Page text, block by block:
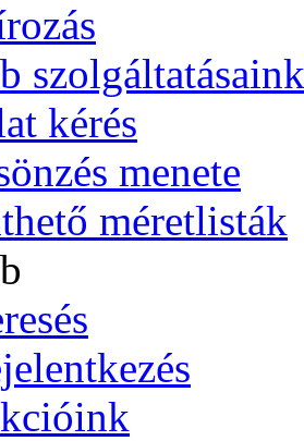
szolgáltatásaink
kérés
menete
méretlisták